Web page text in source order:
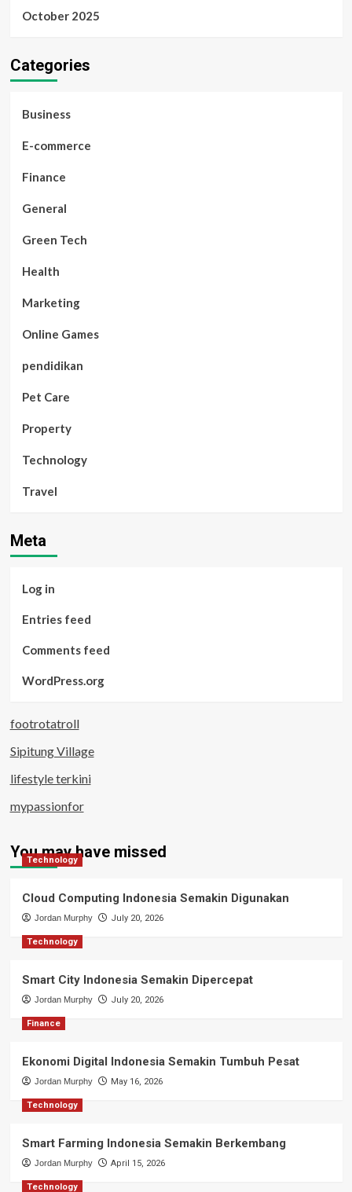
October 2025
Categories
Business
E-commerce
Finance
General
Green Tech
Health
Marketing
Online Games
pendidikan
Pet Care
Property
Technology
Travel
Meta
Log in
Entries feed
Comments feed
WordPress.org
footrotatroll
Sipitung Village
lifestyle terkini
mypassionfor
You may have missed
Technology
Cloud Computing Indonesia Semakin Digunakan
Jordan Murphy July 20, 2026
Technology
Smart City Indonesia Semakin Dipercepat
Jordan Murphy July 20, 2026
Finance
Ekonomi Digital Indonesia Semakin Tumbuh Pesat
Jordan Murphy May 16, 2026
Technology
Smart Farming Indonesia Semakin Berkembang
Jordan Murphy April 15, 2026
Technology